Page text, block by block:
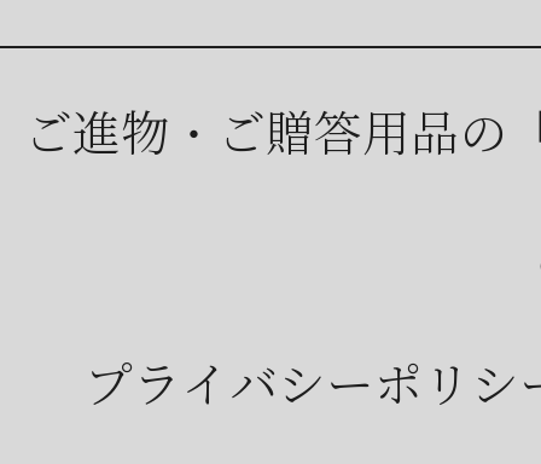
ご進物・ご贈答用品の
プライバシーポリシ